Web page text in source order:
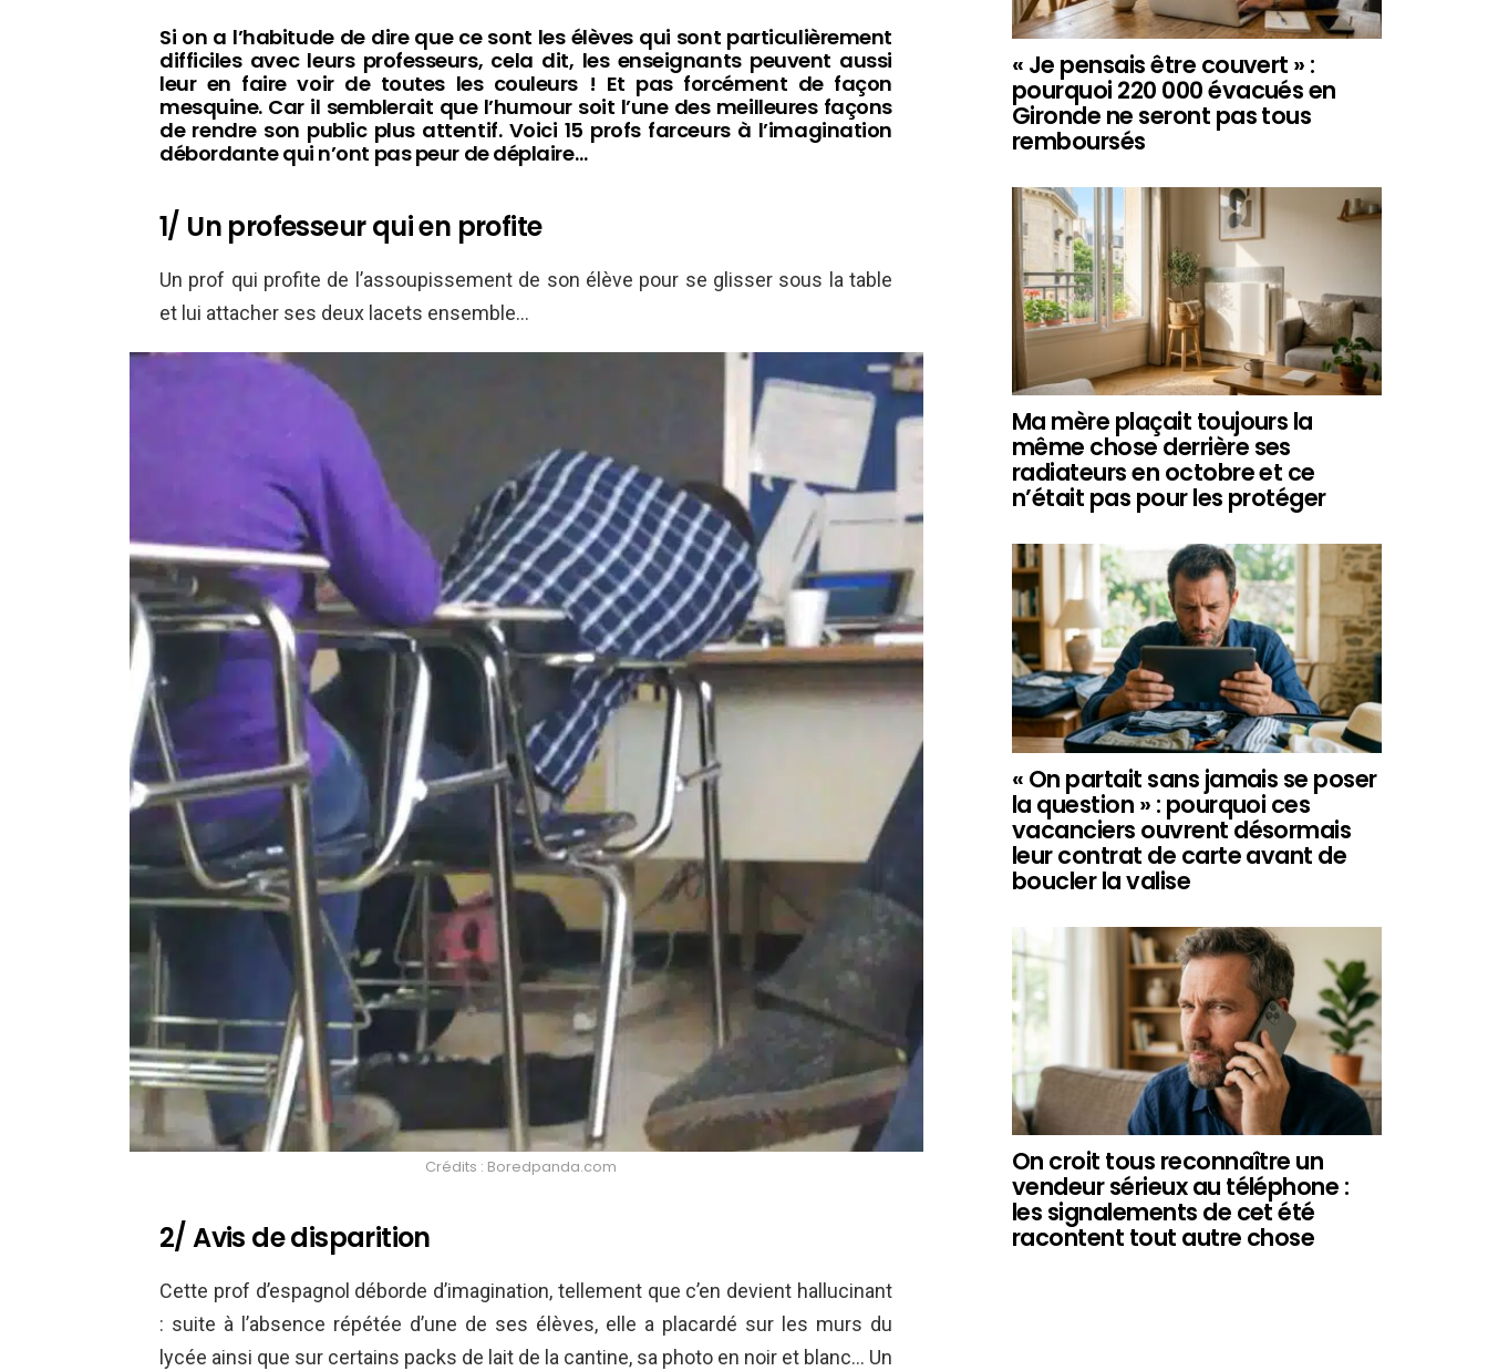
Si on a l’habitude de dire que ce sont les élèves qui sont particulièrement
difficiles avec leurs professeurs, cela dit, les enseignants peuvent aussi
leur en faire voir de toutes les couleurs ! Et pas forcément de façon
mesquine. Car il semblerait que l’humour soit l’une des meilleures façons
de rendre son public plus attentif. Voici 15 profs farceurs à l’imagination
débordante qui n’ont pas peur de déplaire…
1/ Un professeur qui en profite
Un prof qui profite de l’assoupissement de son élève pour se glisser sous la table
et lui attacher ses deux lacets ensemble…
Crédits : Boredpanda.com
2/ Avis de disparition
Cette prof d’espagnol déborde d’imagination, tellement que c’en devient hallucinant
: suite à l’absence répétée d’une de ses élèves, elle a placardé sur les murs du
lycée ainsi que sur certains packs de lait de la cantine, sa photo en noir et blanc… Un
« Je pensais être couvert » :
pourquoi 220 000 évacués en
Gironde ne seront pas tous
remboursés
Ma mère plaçait toujours la
même chose derrière ses
radiateurs en octobre et ce
n’était pas pour les protéger
« On partait sans jamais se poser
la question » : pourquoi ces
vacanciers ouvrent désormais
leur contrat de carte avant de
boucler la valise
On croit tous reconnaître un
vendeur sérieux au téléphone :
les signalements de cet été
racontent tout autre chose